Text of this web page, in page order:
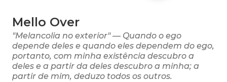
Mello Over
"Melancolia no exterior" — Quando o ego
depende deles e quando eles dependem do ego,
portanto, com minha existência descubro a
deles e a partir da deles descubro a minha; a
partir de mim, deduzo todos os outros.